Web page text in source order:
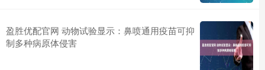
盈胜优配官网 动物试验显示：鼻喷通用疫苗可抑
制多种病原体侵害